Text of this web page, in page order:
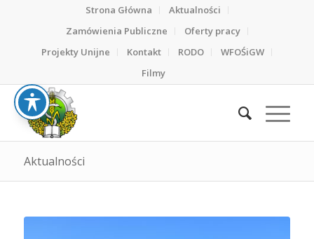
Strona Główna
Aktualności
Zamówienia Publiczne
Oferty pracy
Projekty Unijne
Kontakt RODO
WFOŚiGW
Filmy
Aktualności